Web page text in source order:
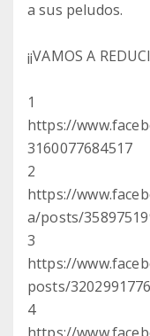
a sus peludos.
¡¡VAMOS A
1
https://
3160077684517
2
https://
a/posts/
3
https://
posts/
4